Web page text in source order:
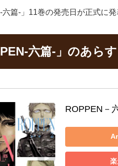
篇-」11巻の発売日が正式に
六篇-」のあら
ROPPEN－